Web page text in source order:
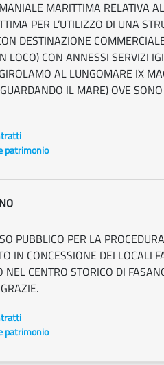
MARITTIMA RELATIVA
PER L’UTILIZZO DI UNA
DESTINAZIONE
LOCO) CON ANNESSI SERVIZI
AL LUNGOMARE IX
IL MARE) OVE SONO
patrimonio
PUBBLICO PER LA
IN CONCESSIONE DEI LOCALI
CENTRO STORICO DI
patrimonio